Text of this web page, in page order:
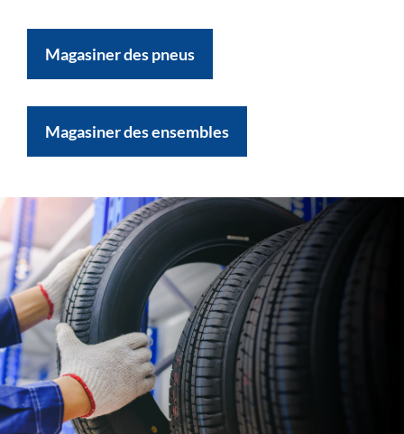
Magasiner des pneus
Magasiner des ensembles